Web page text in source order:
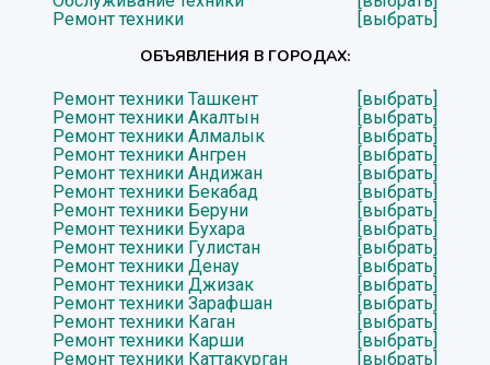
Ремонт техники
[выбрать]
ОБЪЯВЛЕНИЯ В ГОРОДАХ:
Ремонт техники Ташкент
[выбрать]
Ремонт техники Акалтын
[выбрать]
Ремонт техники Алмалык
[выбрать]
Ремонт техники Ангрен
[выбрать]
Ремонт техники Андижан
[выбрать]
Ремонт техники Бекабад
[выбрать]
Ремонт техники Беруни
[выбрать]
Ремонт техники Бухара
[выбрать]
Ремонт техники Гулистан
[выбрать]
Ремонт техники Денау
[выбрать]
Ремонт техники Джизак
[выбрать]
Ремонт техники Зарафшан
[выбрать]
Ремонт техники Каган
[выбрать]
Ремонт техники Карши
[выбрать]
Ремонт техники Каттакурган
[выбрать]